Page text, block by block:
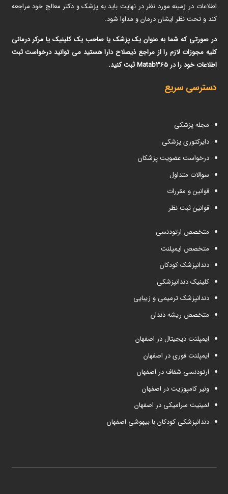
اطلاعات در زمینه مورد نظر در نهایت باید به پزشک و دکتر معالج خود مراجعه
کند و تحت نظر ایشان درمان و مداوا شود.
در صورتی که شما به عنوان یک پزشک یا صاحب یک کلینیک یا مرکر درمانی
کلیه مجوزات لازم را از مراجع ذیصلاح دارا هستید می توانید درخواست ثبت
اطلاعات خود را در Matab365 ثبت کنید.
دسترسی سریع
مجله پزشکی
دایرکتوری پزشکی
درخواست عضویت پزشکان
سوالات متداول
قوانین و مقررات
قوانین ثبت نظر
متخصص ارتودنسی
متخصص ایمپلنت
دندانپزشک کودکان
کلینیک دندانپزشکی
دندانپزشک ترمیمی و زیبایی
متخصص ریشه دندان
ایمپلنت دیجیتال در اصفهان
ایمپلنت فوری در اصفهان
ارتودنسی شفاف در اصفهان
ونیر کامپوزیت در اصفهان
لمینیت سرامیکی در اصفهان
دندانپزشکی کودکان با بیهوشی اصفهان